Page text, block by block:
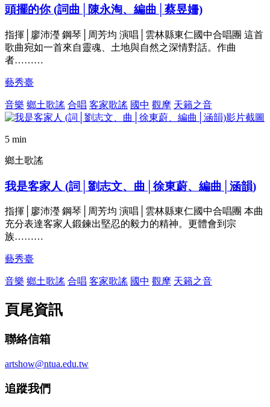
頭擺的你 (詞曲│陳永淘、編曲│蔡昱姍)
指揮│廖沛瀅 鋼琴│周芳均 演唱│雲林縣東仁國中合唱團 這首
歌曲宛如一首來自靈魂、土地與自然之深情對話。作曲
者………
藝秀臺
音樂 鄉土歌謠 合唱 客家歌謠 國中 觀摩 天籟之音
5 min
鄉土歌謠
我是客家人 (詞│劉志文、曲│徐東蔚、編曲│涵韻)
指揮│廖沛瀅 鋼琴│周芳均 演唱│雲林縣東仁國中合唱團 本曲
充分表達客家人鍛鍊出堅忍的毅力的精神。更體會到宗
族………
藝秀臺
音樂 鄉土歌謠 合唱 客家歌謠 國中 觀摩 天籟之音
頁尾資訊
聯絡信箱
artshow@ntua.edu.tw
追蹤我們